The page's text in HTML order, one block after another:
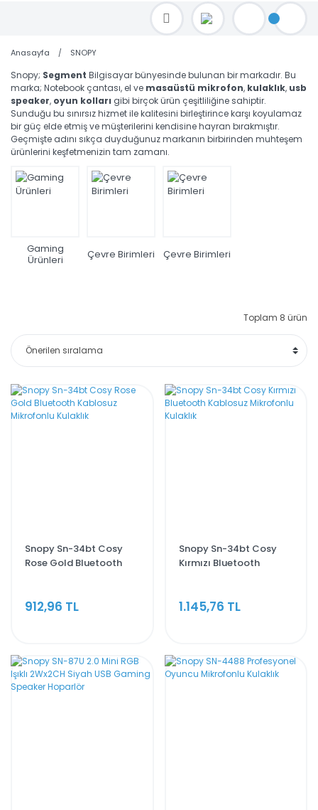
TOPTAN FİYAT ALMAK İÇİN satis@toptanbilgisayar.net MAİL ATINIZ.
SİPARİŞLERİNİZİ AYNI GÜN KARGO İLE GÖNDERİYORUZ!
Anasayfa SNOPY
Snopy; Segment Bilgisayar bünyesinde bulunan bir markadır. Bu
marka; Notebook çantası, el ve masaüstü mikrofon, kulaklık, usb
speaker, oyun kolları gibi birçok ürün çeşitliliğine sahiptir.
Sunduğu bu sınırsız hizmet ile kalitesini birleştirince karşı koyulamaz
bir güç elde etmiş ve müşterilerini kendisine hayran bırakmıştır.
Geçmişte adını sıkça duyduğunuz markanın birbirinden muhteşem
ürünlerini keşfetmenizin tam zamanı.
Gaming
Ürünleri
Çevre Birimleri Çevre Birimleri
Toplam 8 ürün
Snopy Sn-34bt Cosy
Rose Gold Bluetooth
912,96 TL
Snopy Sn-34bt Cosy
Kırmızı Bluetooth
1.145,76 TL